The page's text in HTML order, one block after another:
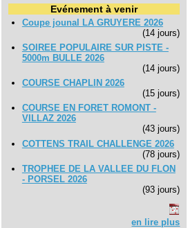
Evénement à venir
Coupe jounal LA GRUYERE 2026
(14 jours)
SOIREE POPULAIRE SUR PISTE -
5000m BULLE 2026
(14 jours)
COURSE CHAPLIN 2026
(15 jours)
COURSE EN FORET ROMONT -
VILLAZ 2026
(43 jours)
COTTENS TRAIL CHALLENGE 2026
(78 jours)
TROPHEE DE LA VALLEE DU FLON
- PORSEL 2026
(93 jours)
en lire plus